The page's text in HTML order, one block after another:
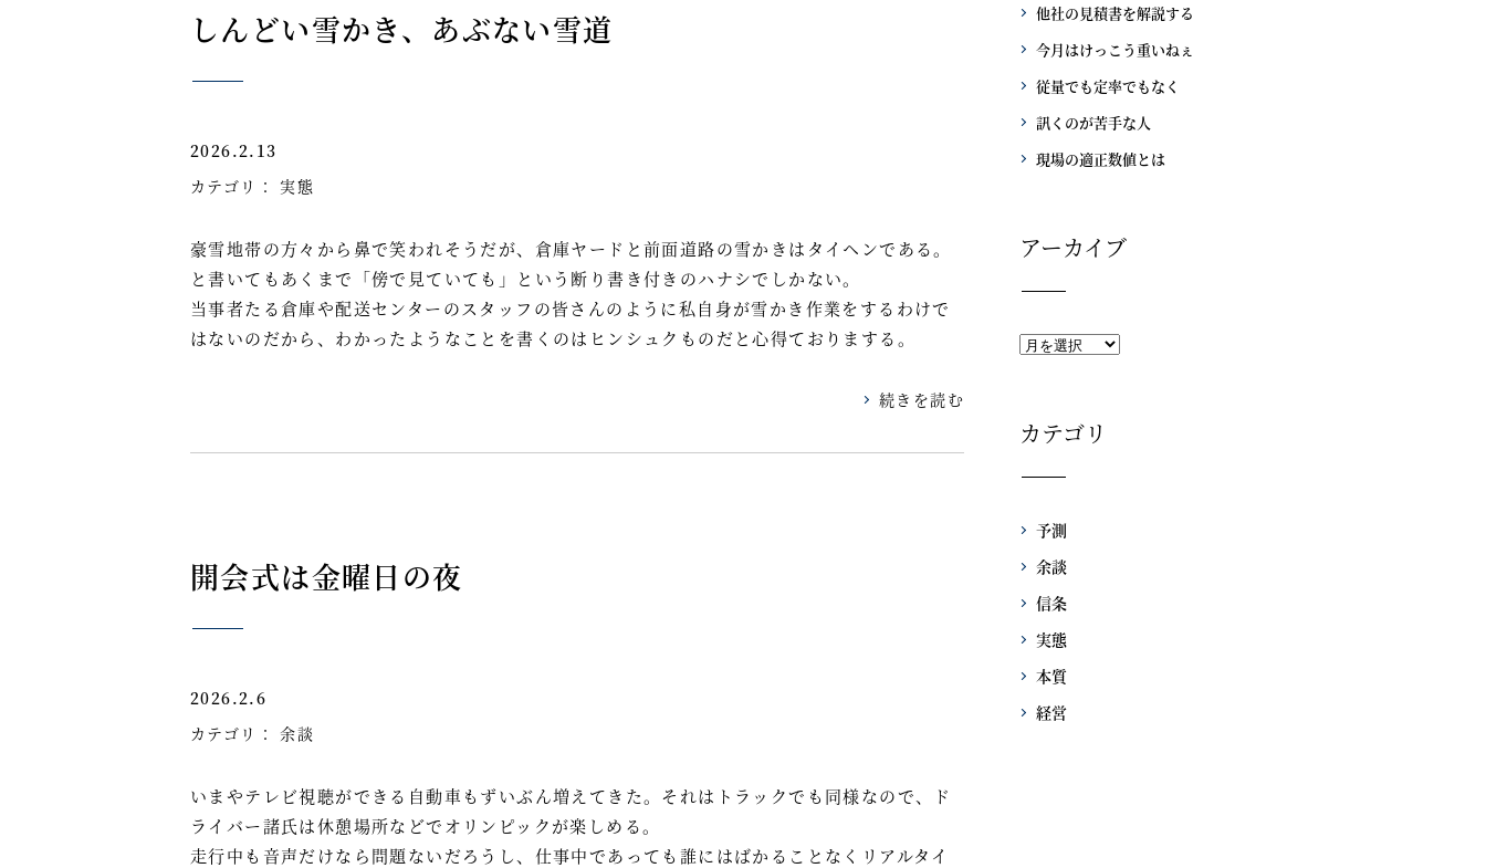
しんどい雪かき、あぶない雪道
2026.2.13
カテゴリ： 実態
豪雪地帯の方々から鼻で笑われそうだが、倉庫ヤードと前面道路の雪かきはタイヘンである。
と書いてもあくまで「傍で見ていても」という断り書き付きのハナシでしかない。
当事者たる倉庫や配送センターのスタッフの皆さんのように私自身が雪かき作業をするわけで
はないのだから、わかったようなことを書くのはヒンシュクものだと心得ておりまする。
続きを読む
開会式は金曜日の夜
2026.2.6
カテゴリ： 余談
いまやテレビ視聴ができる自動車もずいぶん増えてきた。それはトラックでも同様なので、ド
ライバー諸氏は休憩場所などでオリンピックが楽しめる。
走行中も音声だけなら問題ないだろうし、仕事中であっても誰にはばかることなくリアルタイ
他社の見積書を解説する
今月はけっこう重いねぇ
従量でも定率でもなく
訊くのが苦手な人
現場の適正数値とは
アーカイブ
カテゴリ
予測
余談
信条
実態
本質
経営